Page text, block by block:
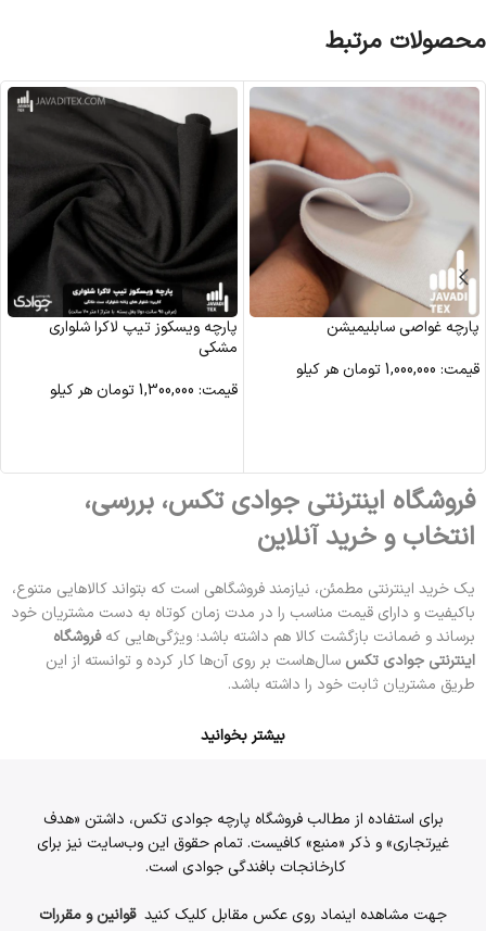
محصولات مرتبط
پارچه غواصی سابلیمیشن
قیمت: 1,000,000تومان هر کیلو
پارچه ویسکوز تیپ لاکرا شلواری
مشکی
قیمت: 1,300,000تومان هر کیلو
فروشگاه اینترنتی جوادی تکس، بررسی،
انتخاب و خرید آنلاین
یک خرید اینترنتی مطمئن، نیازمند فروشگاهی است که بتواند کالاهایی متنوع،
باکیفیت و دارای قیمت مناسب را در مدت زمان کوتاه به دست مشتریان خود
برساند و ضمانت بازگشت کالا هم داشته باشد؛ ویژگی‌هایی کهفروشگاه
اینترنتی جوادی تکس سال‌هاست بر روی آن‌ها کار کرده و توانسته از این
طریق مشتریان ثابت خود را داشته باشد.
بیشتر بخوانید
برای استفاده از مطالب فروشگاه پارچه جوادی تکس، داشتن «هدف
غیرتجاری» و ذکر «منبع» کافیست. تمام حقوق اين وب‌سايت نیز برای
کارخانجات بافندگی جوادی است.
جهت مشاهده اینماد روی عکس مقابل کلیک کنیدقوانین و مقررات